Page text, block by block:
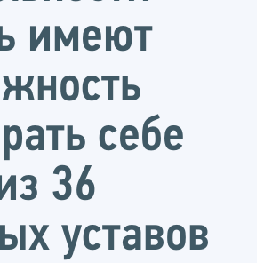
имеют
себе
36
уставов